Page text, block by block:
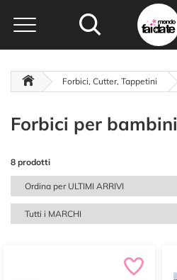
Forbici, Cutter, Tappetini
Forbici per bambini
8 prodotti